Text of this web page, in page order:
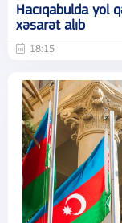
Hacıqabulda yol
xəsarət alıb
18:15